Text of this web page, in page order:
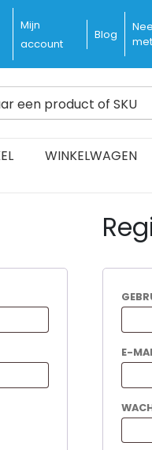
Mijn
account
Blog
and Free
een product of SKU
WINKELWAGEN
E-